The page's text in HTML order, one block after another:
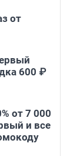
от
600 ₽
от 7 000
и все